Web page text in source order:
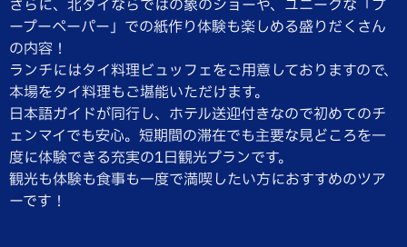
さらに、北タイならではの象のショーや、ユニークな「プ
ープーペーパー」での紙作り体験も楽しめる盛りだくさん
の内容！
ランチにはタイ料理ビュッフェをご用意しておりますので、
本場をタイ料理もご堪能いただけます。
日本語ガイドが同行し、ホテル送迎付きなので初めてのチ
ェンマイでも安心。短期間の滞在でも主要な見どころを一
度に体験できる充実の1日観光プランです。
観光も体験も食事も一度で満喫したい方におすすめのツア
ーです！